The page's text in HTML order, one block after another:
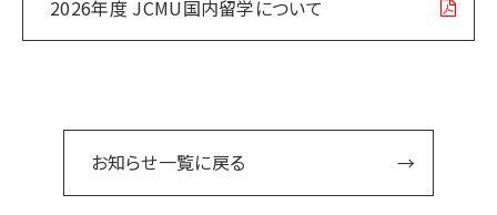
2026年度 JCMU国内留学について
お知らせ一覧に戻る